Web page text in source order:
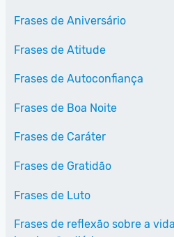
Frases de Aniversário
Frases de Atitude
Frases de Autoconfiança
Frases de Boa Noite
Frases de Caráter
Frases de Gratidão
Frases de Luto
Frases de reflexão sobre a